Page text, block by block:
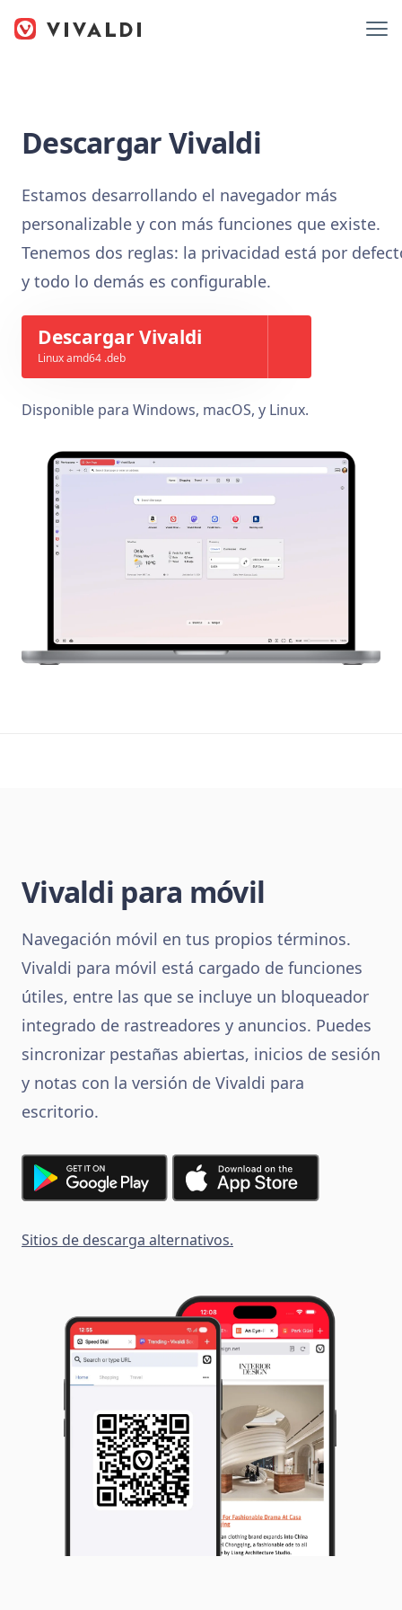
Descargar Vivaldi
Estamos desarrollando el navegador más
personalizable y con más funciones que existe.
Tenemos dos reglas: la privacidad está por
y todo lo demás es configurable.
Descargar Vivaldi
Linux amd64 .deb
Disponible para Windows, macOS, y Linux.
Vivaldi para móvil
Navegación móvil en tus propios términos.
Vivaldi para móvil está cargado de funciones
útiles, entre las que se incluye un bloqueador
integrado de rastreadores y anuncios. Puedes
sincronizar pestañas abiertas, inicios de sesión
y notas con la versión de Vivaldi para
escritorio.
Sitios de descarga alternativos.